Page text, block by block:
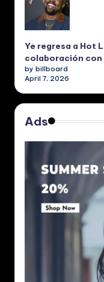
Ye regresa a Hot
colaboración con
by billboard
April 7, 2026
Ads